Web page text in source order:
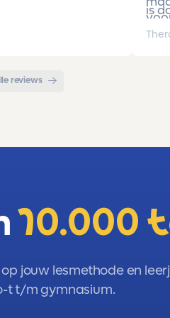
communicatie
is
reviews
10.000
jouw lesmethode en
t t/m gymnasium.